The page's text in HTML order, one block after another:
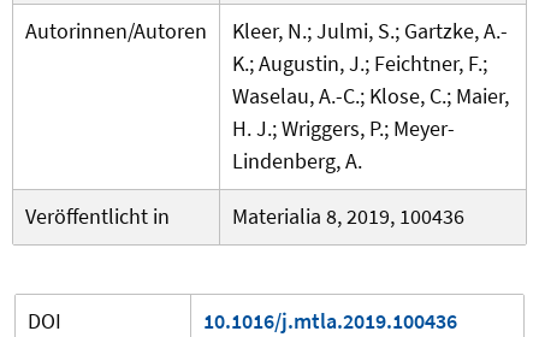
Autorinnen/Autoren
Kleer, N.; Julmi, S.; Gartzke, A.-
K.; Augustin, J.; Feichtner, F.;
Waselau, A.-C.; Klose, C.; Maier,
H. J.; Wriggers, P.; Meyer-
Lindenberg, A.
Veröffentlicht in
Materialia 8, 2019, 100436
DOI 10.1016/j.mtla.2019.100436